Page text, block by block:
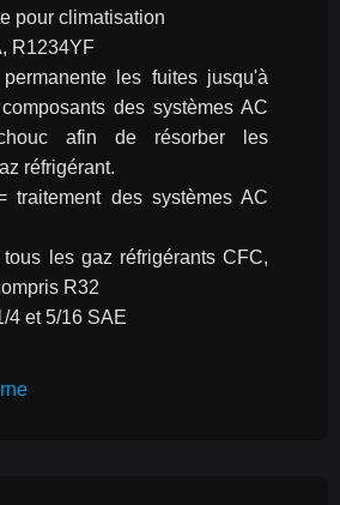
pour climatisation
R1234YF
les fuites jusqu'à
des systèmes AC
afin de résorber les
réfrigérant.
traitement des systèmes AC
les gaz réfrigérants CFC,
R32
4 et 5/16 SAE